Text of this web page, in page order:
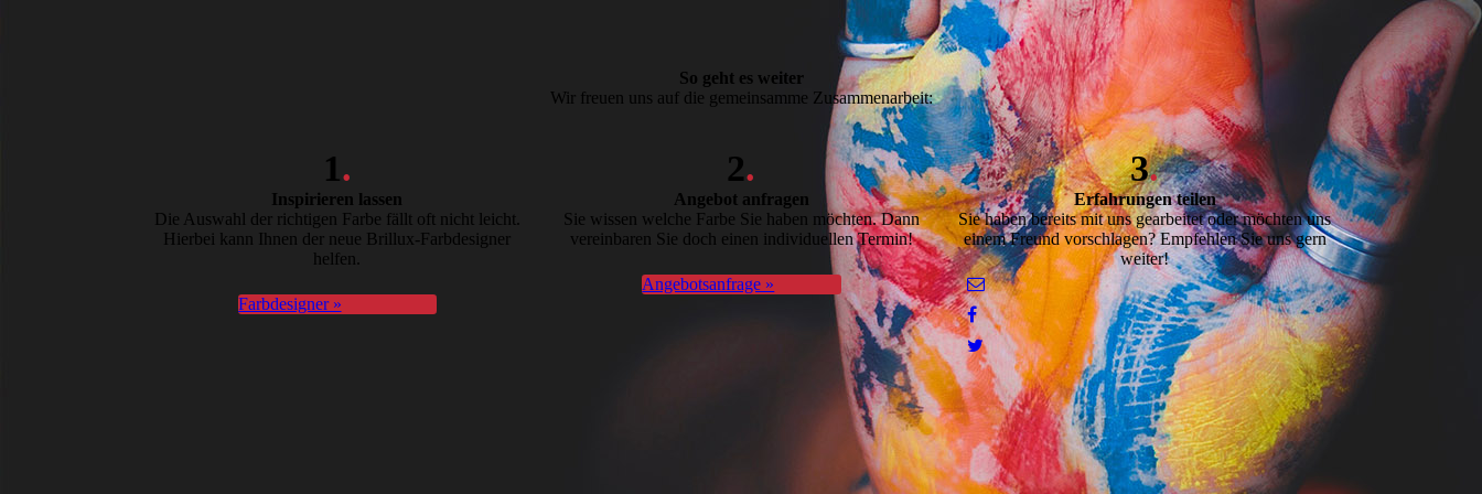
So geht es weiter
Wir freuen uns auf die gemeinsamme Zusammenarbeit:
1.
Inspirieren lassen
Die Auswahl der richtigen Farbe fällt oft nicht leicht.
Hierbei kann Ihnen der neue Brillux-Farbdesigner
helfen.
Farbdesigner »
2.
Angebot anfragen
Sie wissen welche Farbe Sie haben möchten. Dann
vereinbaren Sie doch einen individuellen Termin!
Angebotsanfrage »
3.
Erfahrungen teilen
Sie haben bereits mit uns gearbeitet oder möchten uns
einem Freund vorschlagen? Empfehlen Sie uns gern
weiter!